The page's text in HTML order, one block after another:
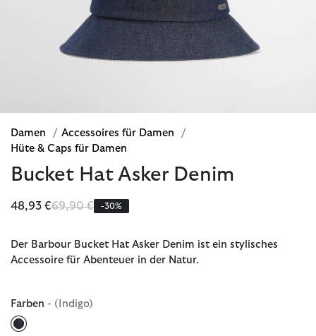
Damen / Accessoires für Damen
/
Hüte & Caps für Damen
Bucket Hat Asker Denim
48,93 €Reduziert von
69,90 €bis-30%
Der Barbour Bucket Hat Asker Denim ist ein stylisches
Accessoire für Abenteuer in der Natur.
Farben - (Indigo)